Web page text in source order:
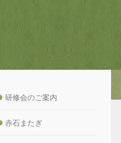
研修会のご案内
赤石またぎ